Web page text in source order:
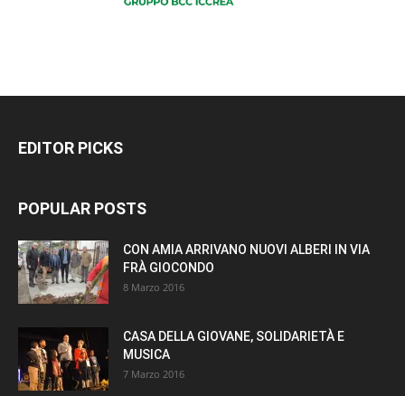
EDITOR PICKS
POPULAR POSTS
CON AMIA ARRIVANO NUOVI ALBERI IN VIA
FRÀ GIOCONDO
8 Marzo 2016
CASA DELLA GIOVANE, SOLIDARIETÀ E
MUSICA
7 Marzo 2016